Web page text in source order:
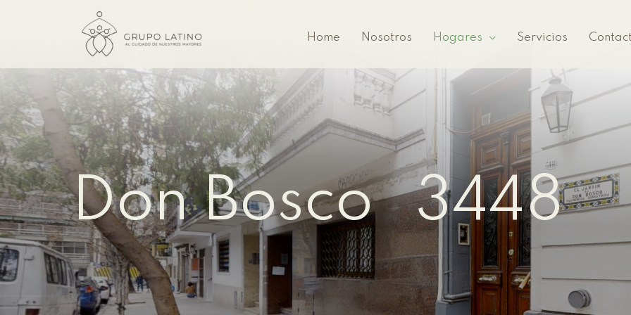
Home Nosotros Hogares Servicios
Don Bosco 3448